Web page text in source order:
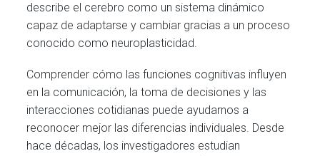
describe el cerebro como un sistema dinámico
capaz de adaptarse y cambiar gracias a un proceso
conocido como neuroplasticidad.
Comprender cómo las funciones cognitivas influyen
en la comunicación, la toma de decisiones y las
interacciones cotidianas puede ayudarnos a
reconocer mejor las diferencias individuales. Desde
hace décadas, los investigadores estudian